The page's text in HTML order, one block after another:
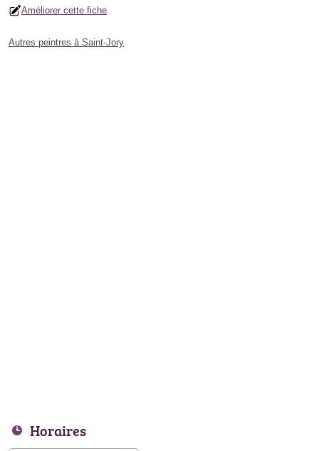
Améliorer cette fiche
Autres peintres à Saint-Jory
Horaires